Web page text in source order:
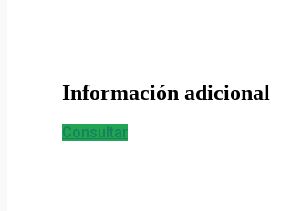
Información adicional
Consultar